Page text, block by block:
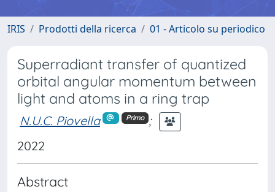
IRIS Prodotti della ricerca 01 - Articolo su periodico
Superradiant transfer of quantized
orbital angular momentum between
light and atoms in a ring trap
N.U.C. Piovella Primo
;
2022
Abstract